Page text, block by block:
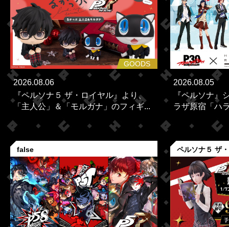
GOODS
2026.08.06
『ペルソナ５ ザ・ロイヤル』より、
「主人公」＆「モルガナ」のフィギ...
2026.08.05
『ペルソナ』
ラザ原宿「ハ
false ペルソナ５ ザ